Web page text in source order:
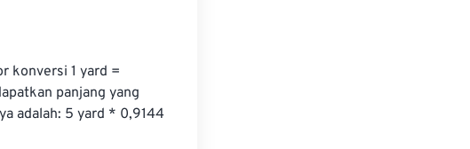
konversi 1 yard =
panjang yang
adalah: 5 yard * 0,9144